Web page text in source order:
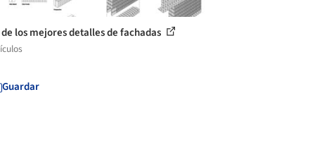
los mejores detalles de fachadas
Guardar